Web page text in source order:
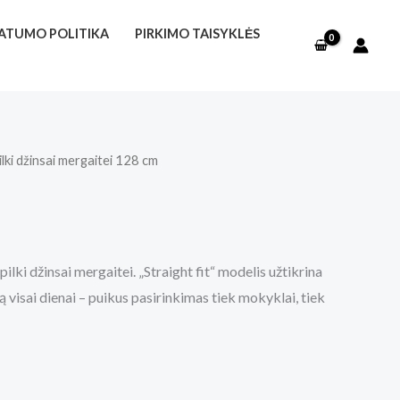
POLITIKA PIRKIMO TAISYKLĖS
džinsai mergaitei 128 cm
džinsai mergaitei. „Straight fit“ modelis užtikrina
visai dienai – puikus pasirinkimas tiek mokyklai, tiek